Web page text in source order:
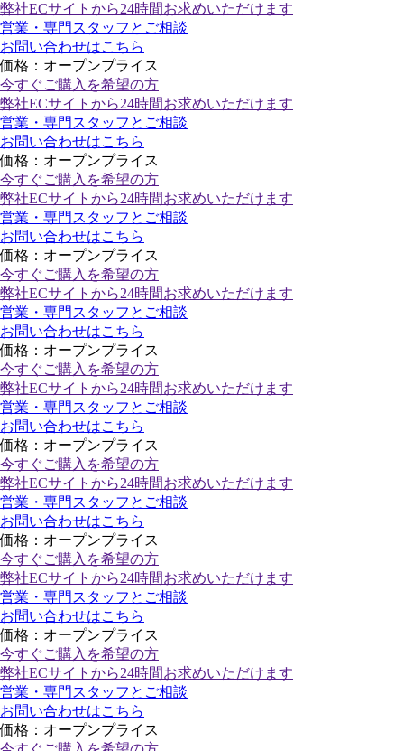
弊社ECサイトから24時間お求めいただけます
営業・専門スタッフとご相談
お問い合わせはこちら
価格：オープンプライス
今すぐご購入 を希望の方
弊社ECサイトから24時間お求めいただけます
営業・専門スタッフとご相談
お問い合わせはこちら
価格：オープンプライス
今すぐご購入 を希望の方
弊社ECサイトから24時間お求めいただけます
営業・専門スタッフとご相談
お問い合わせはこちら
価格：オープンプライス
今すぐご購入 を希望の方
弊社ECサイトから24時間お求めいただけます
営業・専門スタッフとご相談
お問い合わせはこちら
価格：オープンプライス
今すぐご購入 を希望の方
弊社ECサイトから24時間お求めいただけます
営業・専門スタッフとご相談
お問い合わせはこちら
価格：オープンプライス
今すぐご購入 を希望の方
弊社ECサイトから24時間お求めいただけます
営業・専門スタッフとご相談
お問い合わせはこちら
価格：オープンプライス
今すぐご購入 を希望の方
弊社ECサイトから24時間お求めいただけます
営業・専門スタッフとご相談
お問い合わせはこちら
価格：オープンプライス
今すぐご購入 を希望の方
弊社ECサイトから24時間お求めいただけます
営業・専門スタッフとご相談
お問い合わせはこちら
価格：オープンプライス